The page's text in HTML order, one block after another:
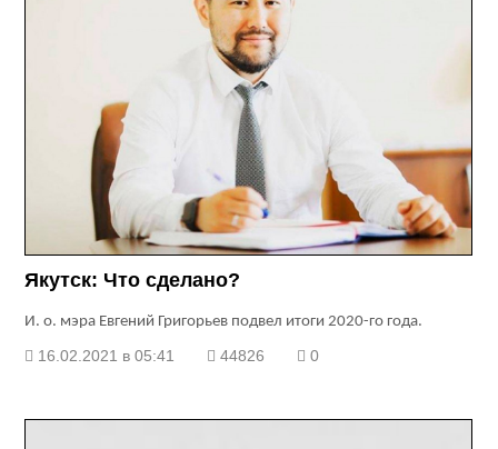
Якутск: Что сделано?
И. о. мэра Евгений Григорьев подвел итоги 2020-го года.
16.02.2021 в 05:41 44826 0